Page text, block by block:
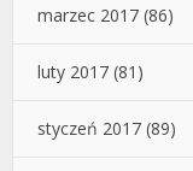
marzec 2017 (86)
luty 2017 (81)
styczeń 2017 (89)